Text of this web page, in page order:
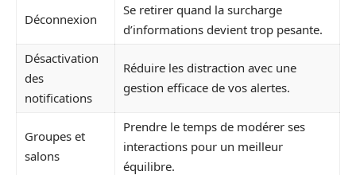
Déconnexion
Se retirer quand la surcharge
d’informations devient trop pesante.
Désactivation
des
notifications
Réduire les distraction avec une
gestion efficace de vos alertes.
Groupes et
salons
Prendre le temps de modérer ses
interactions pour un meilleur
équilibre.